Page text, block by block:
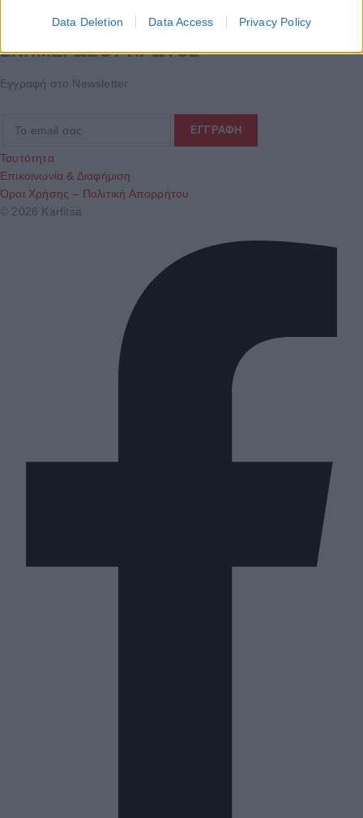
Data Deletion Data Access Privacy Policy
πρωτοσέλιδατωνεφημερίδων
ΕΝΗΜΕΡΩΣΟΥ ΠΡΩΤΟΣ
Εγγραφή στο Newsletter
Ταυτότητα
Επικοινωνία & Διαφήμιση
Όροι Χρήσης – Πολιτική Απορρήτου
© 2026 Karfitsa